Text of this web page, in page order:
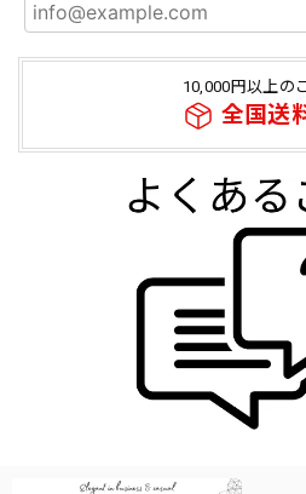
10,000円以上の
全国送